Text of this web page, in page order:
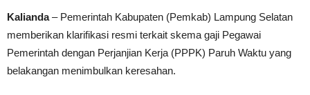
Kalianda– Pemerintah Kabupaten (Pemkab) Lampung Selatan
memberikan klarifikasi resmi terkait skema gaji Pegawai
Pemerintah dengan Perjanjian Kerja (PPPK) Paruh Waktu yang
belakangan menimbulkan keresahan.